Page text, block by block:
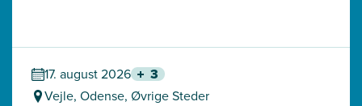
17. august 2026
3
Vejle, Odense, Øvrige Steder